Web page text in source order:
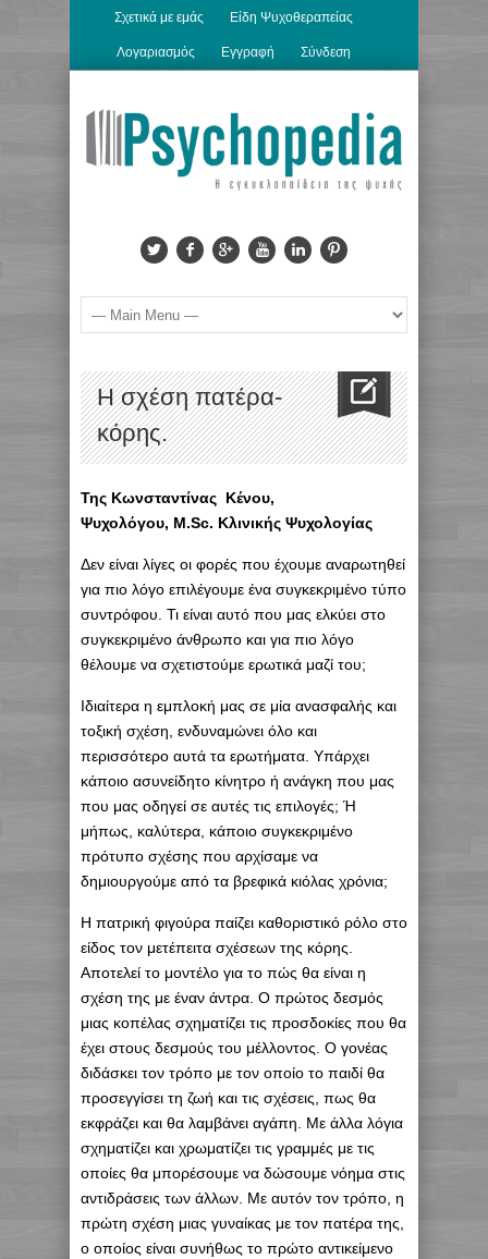
Σχετικά με εμάς Είδη Ψυχοθεραπείας
Λογαριασμός Εγγραφή Σύνδεση
H σχέση πατέρα-
κόρης.
Της Κωνσταντίνας Κένου,
Ψυχολόγου, M.Sc. Κλινικής Ψυχολογίας
Δεν είναι λίγες οι φορές που έχουμε αναρωτηθεί
για πιο λόγο επιλέγουμε ένα συγκεκριμένο τύπο
συντρόφου. Τι είναι αυτό που μας ελκύει στο
συγκεκριμένο άνθρωπο και για πιο λόγο
θέλουμε να σχετιστούμε ερωτικά μαζί του;
Ιδιαίτερα η εμπλοκή μας σε μία ανασφαλής και
τοξική σχέση, ενδυναμώνει όλο και
περισσότερο αυτά τα ερωτήματα. Υπάρχει
κάποιο ασυνείδητο κίνητρο ή ανάγκη που μας
που μας οδηγεί σε αυτές τις επιλογές; Ή
μήπως, καλύτερα, κάποιο συγκεκριμένο
πρότυπο σχέσης που αρχίσαμε να
δημιουργούμε από τα βρεφικά κιόλας χρόνια;
Η πατρική φιγούρα παίζει καθοριστικό ρόλο στο
είδος τον μετέπειτα σχέσεων της κόρης.
Αποτελεί το μοντέλο για το πώς θα είναι η
σχέση της με έναν άντρα. Ο πρώτος δεσμός
μιας κοπέλας σχηματίζει τις προσδοκίες που θα
έχει στους δεσμούς του μέλλοντος. Ο γονέας
διδάσκει τον τρόπο με τον οποίο το παιδί θα
προσεγγίσει τη ζωή και τις σχέσεις, πως θα
εκφράζει και θα λαμβάνει αγάπη. Με άλλα λόγια
σχηματίζει και χρωματίζει τις γραμμές με τις
οποίες θα μπορέσουμε να δώσουμε νόημα στις
αντιδράσεις των άλλων. Με αυτόν τον τρόπο, η
πρώτη σχέση μιας γυναίκας με τον πατέρα της,
ο οποίος είναι συνήθως το πρώτο αντικείμενο